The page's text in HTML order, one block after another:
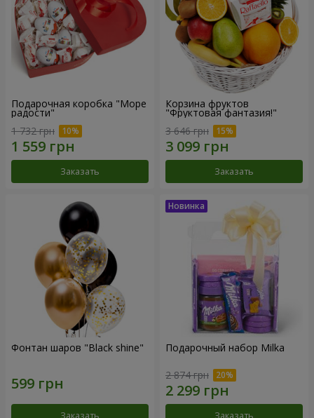
Подарочная коробка "Море
радости"
1 732 грн
Заказать
Корзина фруктов
"Фруктовая фантазия!"
3 646 грн
Заказать
Фонтан шаров "Black shine"
Заказать
Подарочный набор Milka
2 874 грн
Заказать